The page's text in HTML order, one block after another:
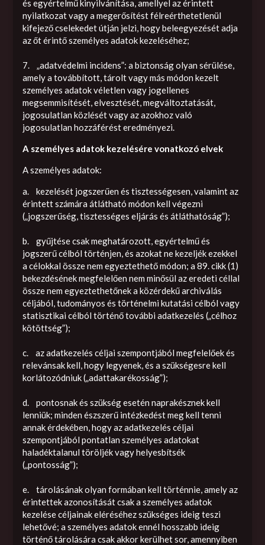
és egyértelmű kinyilvánítása, amellyel az érintett
nyilatkozat vagy a megerősítést félreérthetetlenül
kifejező cselekedet útján jelzi, hogy beleegyezését adja
az őt érintő személyes adatok kezeléséhez;
7. „adatvédelmi incidens”: a biztonság olyan sérülése,
amely a továbbított, tárolt vagy más módon kezelt
személyes adatok véletlen vagy jogellenes
megsemmisítését, elvesztését, megváltoztatását,
jogosulatlan közlését vagy az azokhoz való
jogosulatlan hozzáférést eredményezi.
A személyes adatok kezelésére vonatkozó elvek
A személyes adatok:
a. kezelését jogszerűen és tisztességesen, valamint az
érintett számára átlátható módon kell végezni
(„jogszerűség, tisztességes eljárás és átláthatóság”);
b. gyűjtése csak meghatározott, egyértelmű és
jogszerű célból történjen, és azokat ne kezeljék ezekkel
a célokkal össze nem egyeztethető módon; a 89. cikk (1)
bekezdésének megfelelően nem minősül az eredeti céllal
össze nem egyeztethetőnek a közérdekű archiválás
céljából, tudományos és történelmi kutatási célból vagy
statisztikai célból történő további adatkezelés („célhoz
kötöttség”);
c. az adatkezelés céljai szempontjából megfelelőek és
relevánsak kell, hogy legyenek, és a szükségesre kell
korlátozódniuk („adattakarékosság”);
d. pontosnak és szükség esetén naprakésznek kell
lenniük; minden észszerű intézkedést meg kell tenni
annak érdekében, hogy az adatkezelés céljai
szempontjából pontatlan személyes adatokat
haladéktalanul töröljék vagy helyesbítsék
(„pontosság”);
e. tárolásának olyan formában kell történnie, amely az
érintettek azonosítását csak a személyes adatok
kezelése céljainak eléréséhez szükséges ideig teszi
lehetővé; a személyes adatok ennél hosszabb ideig
történő tárolására csak akkor kerülhet sor, amennyiben